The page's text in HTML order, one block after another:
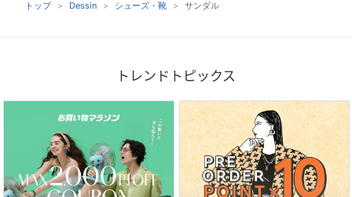
トップ Dessin シューズ・靴 サンダル
トレンドトピックス